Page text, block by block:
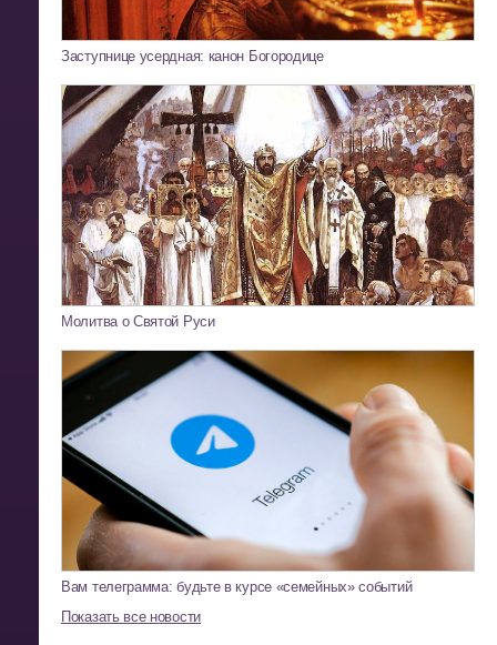
Заступнице усердная: канон Богородице
Молитва о Святой Руси
Вам телеграмма: будьте в курсе «семейных» событий
Показать все новости